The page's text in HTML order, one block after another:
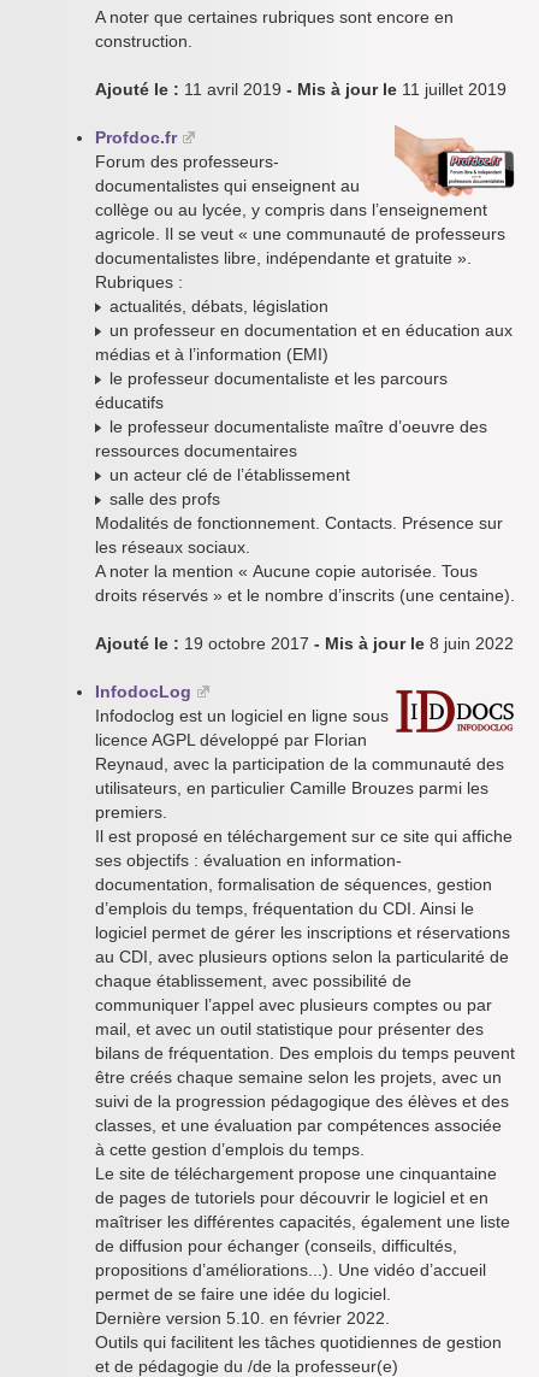
A noter que certaines rubriques sont encore en
construction.
Ajouté le : 11 avril 2019 - Mis à jour le 11 juillet 2019
Profdoc.fr
Forum des professeurs-
documentalistes qui enseignent au
collège ou au lycée, y compris dans l’enseignement
agricole. Il se veut « une communauté de professeurs
documentalistes libre, indépendante et gratuite ».
Rubriques :
actualités, débats, législation
un professeur en documentation et en éducation aux
médias et à l’information (EMI)
le professeur documentaliste et les parcours
éducatifs
le professeur documentaliste maître d’oeuvre des
ressources documentaires
un acteur clé de l’établissement
salle des profs
Modalités de fonctionnement. Contacts. Présence sur
les réseaux sociaux.
A noter la mention « Aucune copie autorisée. Tous
droits réservés » et le nombre d’inscrits (une centaine).
Ajouté le : 19 octobre 2017 - Mis à jour le 8 juin 2022
InfodocLog
Infodoclog est un logiciel en ligne sous
licence AGPL développé par Florian
Reynaud, avec la participation de la communauté des
utilisateurs, en particulier Camille Brouzes parmi les
premiers.
Il est proposé en téléchargement sur ce site qui affiche
ses objectifs : évaluation en information-
documentation, formalisation de séquences, gestion
d’emplois du temps, fréquentation du CDI. Ainsi le
logiciel permet de gérer les inscriptions et réservations
au CDI, avec plusieurs options selon la particularité de
chaque établissement, avec possibilité de
communiquer l’appel avec plusieurs comptes ou par
mail, et avec un outil statistique pour présenter des
bilans de fréquentation. Des emplois du temps peuvent
être créés chaque semaine selon les projets, avec un
suivi de la progression pédagogique des élèves et des
classes, et une évaluation par compétences associée
à cette gestion d’emplois du temps.
Le site de téléchargement propose une cinquantaine
de pages de tutoriels pour découvrir le logiciel et en
maîtriser les différentes capacités, également une liste
de diffusion pour échanger (conseils, difficultés,
propositions d’améliorations...). Une vidéo d’accueil
permet de se faire une idée du logiciel.
Dernière version 5.10. en février 2022.
Outils qui facilitent les tâches quotidiennes de gestion
et de pédagogie du /de la professeur(e)